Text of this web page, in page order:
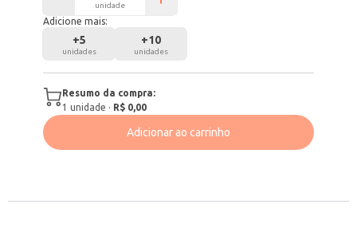
unidade
Adicione mais:
+5
unidades
+10
unidades
Resumo da compra:
1 unidade · R$ 0,00
Adicionar ao carrinho